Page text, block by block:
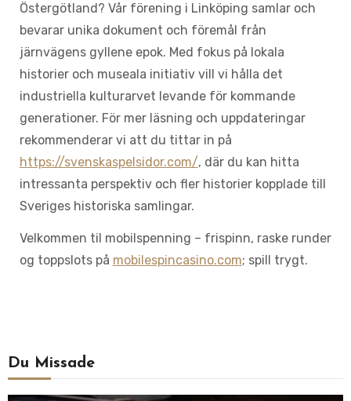
Östergötland? Vår förening i Linköping samlar och
bevarar unika dokument och föremål från
järnvägens gyllene epok. Med fokus på lokala
historier och museala initiativ vill vi hålla det
industriella kulturarvet levande för kommande
generationer. För mer läsning och uppdateringar
rekommenderar vi att du tittar in på
https://svenskaspelsidor.com/, där du kan hitta
intressanta perspektiv och fler historier kopplade till
Sveriges historiska samlingar.
Velkommen til mobilspenning – frispinn, raske runder
og toppslots på mobilespincasino.com; spill trygt.
Du Missade